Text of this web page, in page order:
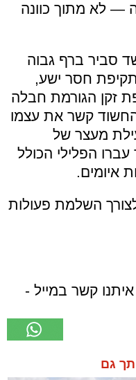
— לא מתוך כוונה
סביר ברף גבוה
חסר ישע,
זקן הגורמת חבלה
קשר את עצמו
מעצר של
הפלילי הכולל
איומים.
עד ל-18 ביוני לצורך השלמת פעולות
איתנו קשר במייל -
גם